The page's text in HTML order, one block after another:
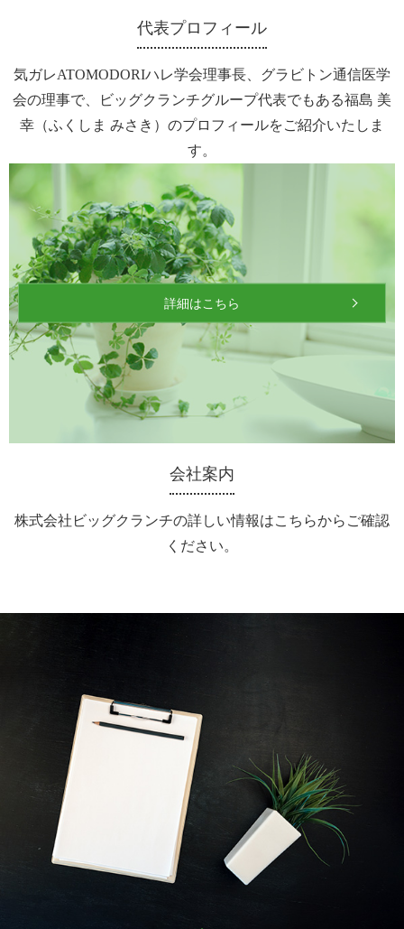
代表プロフィール
気ガレATOMODORIハレ学会理事長、グラビトン通信医学
会の理事で、ビッグクランチグループ代表でもある福島 美
幸（ふくしま みさき）のプロフィールをご紹介いたしま
す。
詳細はこちら
会社案内
株式会社ビッグクランチの詳しい情報はこちらからご確認
ください。